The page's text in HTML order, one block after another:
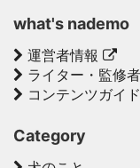
what's nademo
運営者情報
ライター・監修
コンテンツガイ
Category